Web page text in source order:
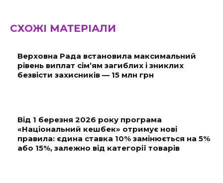
СХОЖІ МАТЕРІАЛИ
Верховна Рада встановила максимальний
рівень виплат сім’ям загиблих і зниклих
безвісти захисників — 15 млн грн
Від 1 березня 2026 року програма
«Національний кешбек» отримує нові
правила: єдина ставка 10% замінюється на 5%
або 15%, залежно від категорії товарів